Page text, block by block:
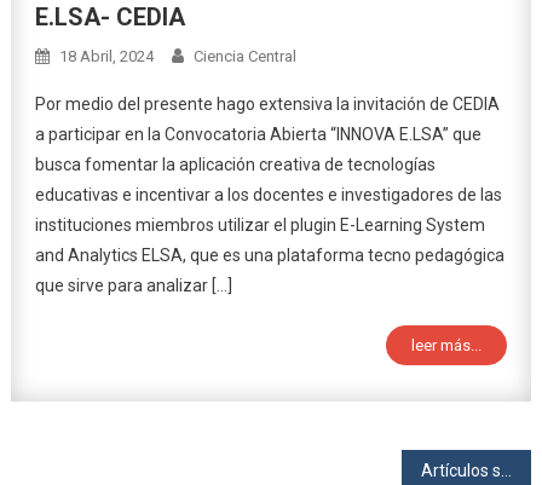
E.LSA- CEDIA
18 Abril, 2024 Ciencia Central
Por medio del presente hago extensiva la invitación de CEDIA
a participar en la Convocatoria Abierta “INNOVA E.LSA” que
busca fomentar la aplicación creativa de tecnologías
educativas e incentivar a los docentes e investigadores de las
instituciones miembros utilizar el plugin E-Learning System
and Analytics ELSA, que es una plataforma tecno pedagógica
que sirve para analizar […]
leer más...